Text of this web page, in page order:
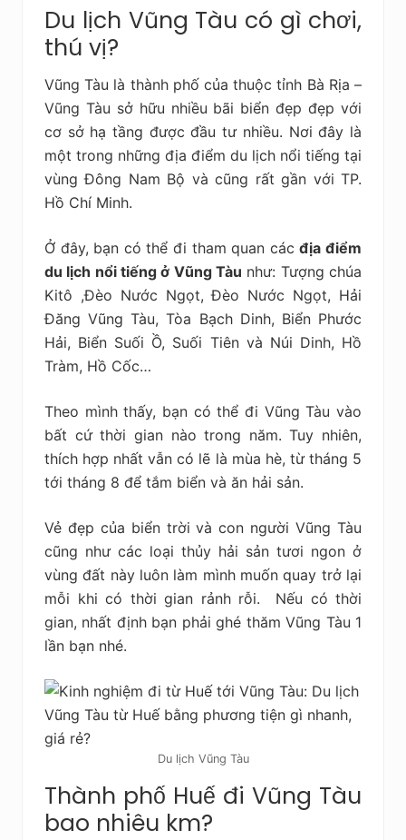
Du lịch Vũng Tàu có gì chơi,
thú vị?
Vũng Tàu là thành phố của thuộc tỉnh Bà Rịa –
Vũng Tàu sở hữu nhiều bãi biển đẹp đẹp với
cơ sở hạ tầng được đầu tư nhiều. Nơi đây là
một trong những địa điểm du lịch nổi tiếng tại
vùng Đông Nam Bộ và cũng rất gần với TP.
Hồ Chí Minh.
Ở đây, bạn có thể đi tham quan cácđịa điểm
du lịch nổi tiếng ở Vũng Tàu như: Tượng chúa
Kitô ,Đèo Nước Ngọt, Đèo Nước Ngọt, Hải
Đăng Vũng Tàu, Tòa Bạch Dinh, Biển Phước
Hải, Biển Suối Ồ, Suối Tiên và Núi Dinh, Hồ
Tràm, Hồ Cốc…
Theo mình thấy, bạn có thể đi Vũng Tàu vào
bất cứ thời gian nào trong năm. Tuy nhiên,
thích hợp nhất vẫn có lẽ là mùa hè, từ tháng 5
tới tháng 8 để tắm biển và ăn hải sản.
Vẻ đẹp của biển trời và con người Vũng Tàu
cũng như các loại thủy hải sản tươi ngon ở
vùng đất này luôn làm mình muốn quay trở lại
mỗi khi có thời gian rảnh rỗi. Nếu có thời
gian, nhất định bạn phải ghé thăm Vũng Tàu 1
lần bạn nhé.
Du lịch Vũng Tàu
Thành phố Huế đi Vũng Tàu
bao nhiêu km?